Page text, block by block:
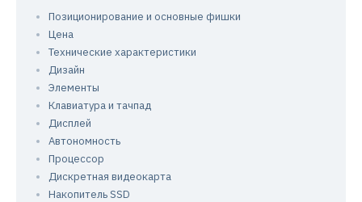
Позиционирование и основные фишки
Цена
Технические характеристики
Дизайн
Элементы
Клавиатура и тачпад
Дисплей
Автономность
Процессор
Дискретная видеокарта
Накопитель SSD